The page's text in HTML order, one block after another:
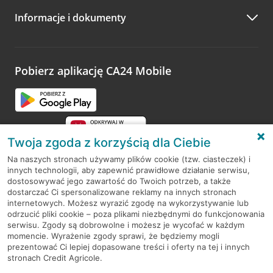
Zachęcamy do podzielenia się z nami opinią o wizycie.
opinie.
Informacje i dokumenty
Pobierz aplikację CA24 Mobile
RODO
Regulamin serwisu
Mapa serwisu
PolitykaCookies
Twoja zgoda z korzyścią dla Ciebie
Na naszych stronach używamy plików cookie (tzw. ciasteczek) i
innych technologii, aby zapewnić prawidłowe działanie serwisu,
dostosowywać jego zawartość do Twoich potrzeb, a także
dostarczać Ci spersonalizowane reklamy na innych stronach
internetowych. Możesz wyrazić zgodę na wykorzystywanie lub
odrzucić pliki cookie – poza plikami niezbędnymi do funkcjonowania
serwisu. Zgody są dobrowolne i możesz je wycofać w każdym
momencie. Wyrażenie zgody sprawi, że będziemy mogli
prezentować Ci lepiej dopasowane treści i oferty na tej i innych
stronach Credit Agricole.